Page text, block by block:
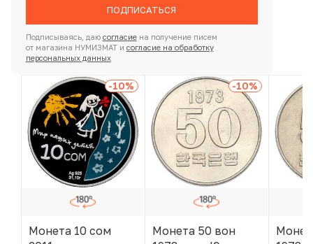
ПОДПИСАТЬСЯ
Подписываясь, даю согласиена получение писем
от магазина НУМИЗМАТ и согласие на обработку
персональных данных
-10%
Монета 10 сом
-10%
Монета 50 вон